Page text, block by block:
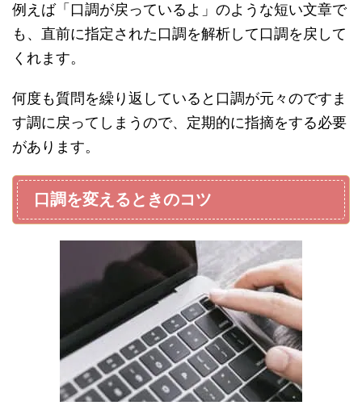
例えば「口調が戻っているよ」のような短い文章で
も、直前に指定された口調を解析して口調を戻して
くれます。
何度も質問を繰り返していると口調が元々のですま
す調に戻ってしまうので、定期的に指摘をする必要
があります。
口調を変えるときのコツ